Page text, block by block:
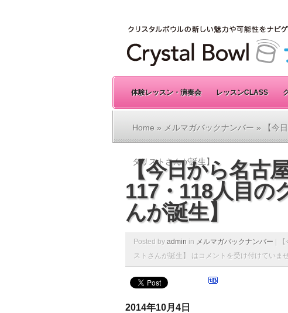
体験レッスン・演奏会 レッスンCLASS
Home » メルマガバックナンバー » 【今
タリストさんが誕生】
【今日から名古
117・118人目の
んが誕生】
Posted by admin in メルマガバックナンバー
ストさんが誕生】 は コメントを受け付けていま
2014年10月4日